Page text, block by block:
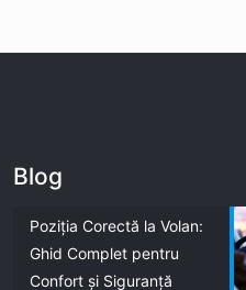
Blog
Poziția Corectă la Volan:
Ghid Complet pentru
Confort și Siguranță